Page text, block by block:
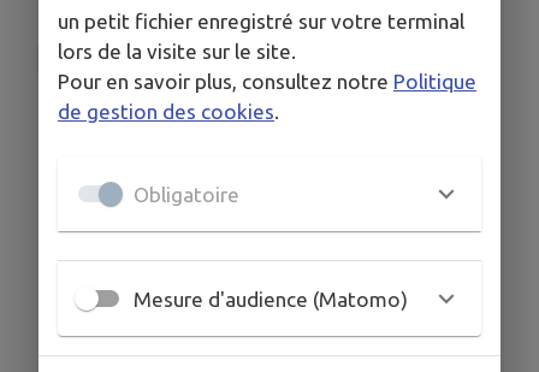
La médiathèque d'Échalas
un petit fichier enregistré sur votre terminal
lors de la visite sur le site.
Pour en savoir plus, consultez notre Politique
de gestion des cookies.
Obligatoire
Mesure d'audience (Matomo)